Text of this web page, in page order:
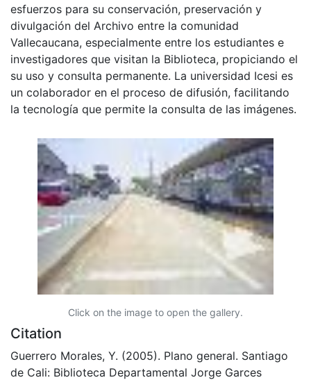
esfuerzos para su conservación, preservación y
divulgación del Archivo entre la comunidad
Vallecaucana, especialmente entre los estudiantes e
investigadores que visitan la Biblioteca, propiciando el
su uso y consulta permanente. La universidad Icesi es
un colaborador en el proceso de difusión, facilitando
la tecnología que permite la consulta de las imágenes.
Click on the image to open the gallery.
Citation
Guerrero Morales, Y. (2005). Plano general. Santiago
de Cali: Biblioteca Departamental Jorge Garces